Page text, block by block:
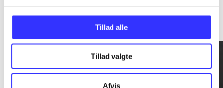
Tillad alle
Tillad valgte
Afvis
Gå til serien